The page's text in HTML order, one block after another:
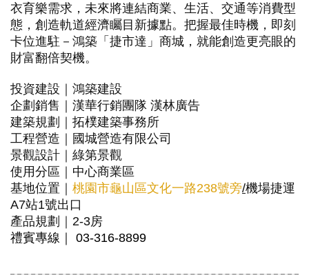
衣育樂需求，未來將連結商業、生活、交通等消費型
態，創造軌道經濟矚目新據點。把握最佳時機，即刻
卡位進駐－鴻築「捷市達」商城，就能創造更亮眼的
財富翻倍契機。
投資建設｜鴻築建設
企劃銷售｜漢華行銷團隊 漢林廣告
建築規劃
拓樸建築事務所
工程營造
國城營造有限公司
景觀設計
綠第景觀
使用分區
中心商業區
基地位置
桃園市龜山區文化一路238號旁/機場捷運
A7站1號出口
產品規劃
2-3房
禮賓專線
03-316-8899